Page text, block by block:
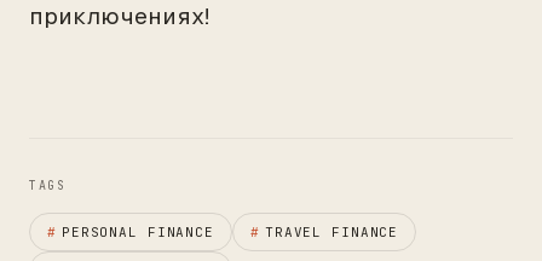
приключениях!
TAGS
# PERSONAL FINANCE # TRAVEL FINANCE